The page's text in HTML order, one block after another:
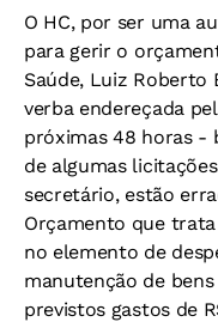
O HC, por ser uma
para gerir o
Saúde, Luiz Roberto
verba endereçada
próximas 48 horas -
de algumas
secretário, estão
Orçamento que
no elemento de
manutenção de
previstos gastos de